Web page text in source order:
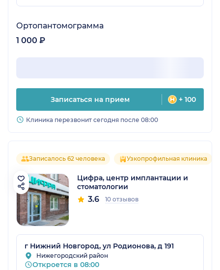
Ортопантомограмма
1 000 ₽
Записаться на прием + 100
Клиника перезвонит сегодня после 08:00
Записалось 62 человека Узкопрофильная клиника
Цифра, центр имплантации и
стоматологии
3.6 10 отзывов
г Нижний Новгород, ул Родионова, д 191
Нижегородский район
Откроется в 08:00